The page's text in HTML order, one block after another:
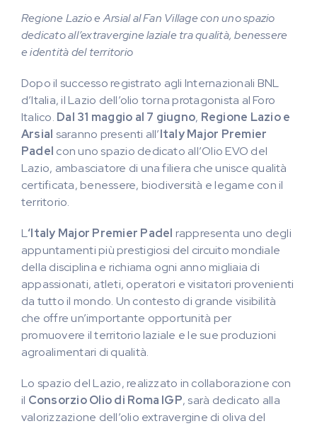
Regione Lazio e Arsial al Fan Village con uno spazio
dedicato all’extravergine laziale tra qualità, benessere
e identità del territorio
Dopo il successo registrato agli Internazionali BNL
d’Italia, il Lazio dell’olio torna protagonista al Foro
Italico. Dal 31 maggio al 7 giugno, Regione Lazio e
Arsial saranno presenti all’Italy Major Premier
Padel con uno spazio dedicato all’Olio EVO del
Lazio, ambasciatore di una filiera che unisce qualità
certificata, benessere, biodiversità e legame con il
territorio.
L‘Italy Major Premier Padel rappresenta uno degli
appuntamenti più prestigiosi del circuito mondiale
della disciplina e richiama ogni anno migliaia di
appassionati, atleti, operatori e visitatori provenienti
da tutto il mondo. Un contesto di grande visibilità
che offre un’importante opportunità per
promuovere il territorio laziale e le sue produzioni
agroalimentari di qualità.
Lo spazio del Lazio, realizzato in collaborazione con
il Consorzio Olio di Roma IGP, sarà dedicato alla
valorizzazione dell’olio extravergine di oliva del